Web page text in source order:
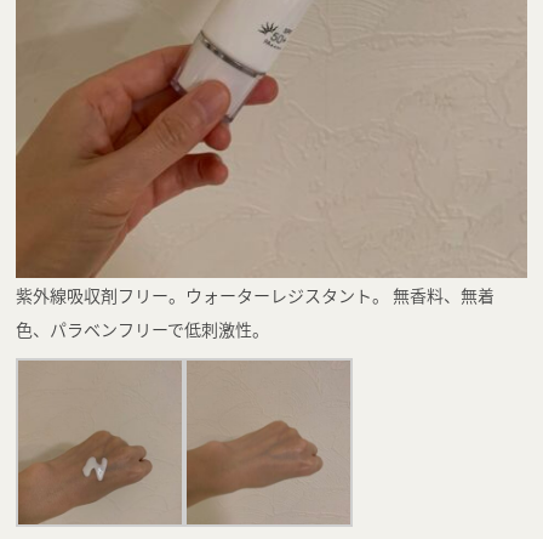
紫外線吸収剤フリー。ウォーターレジスタント。 無香料、無着
色、パラベンフリーで低刺激性。